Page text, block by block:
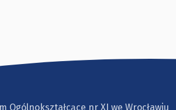
Ogólnokształcące nr XI we Wrocławiu